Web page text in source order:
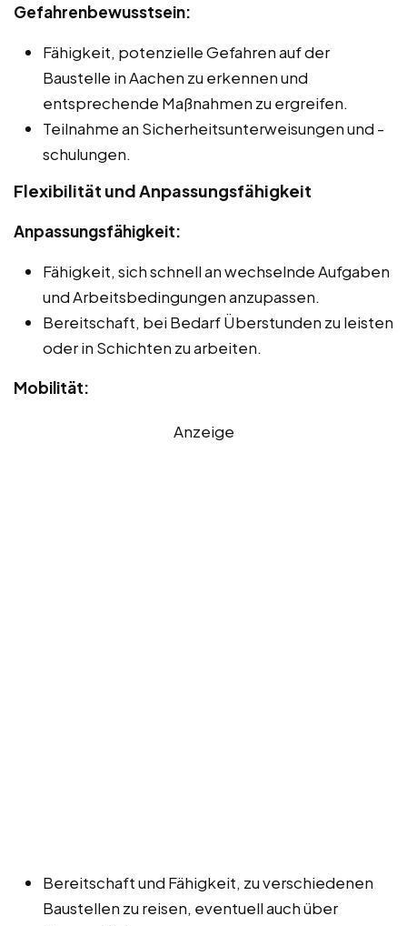
Gefahrenbewusstsein:
Fähigkeit, potenzielle Gefahren auf der
Baustelle in Aachen zu erkennen und
entsprechende Maßnahmen zu ergreifen.
Teilnahme an Sicherheitsunterweisungen und -
schulungen.
Flexibilität und Anpassungsfähigkeit
Anpassungsfähigkeit:
Fähigkeit, sich schnell an wechselnde Aufgaben
und Arbeitsbedingungen anzupassen.
Bereitschaft, bei Bedarf Überstunden zu leisten
oder in Schichten zu arbeiten.
Mobilität:
Anzeige
Bereitschaft und Fähigkeit, zu verschiedenen
Baustellen zu reisen, eventuell auch über